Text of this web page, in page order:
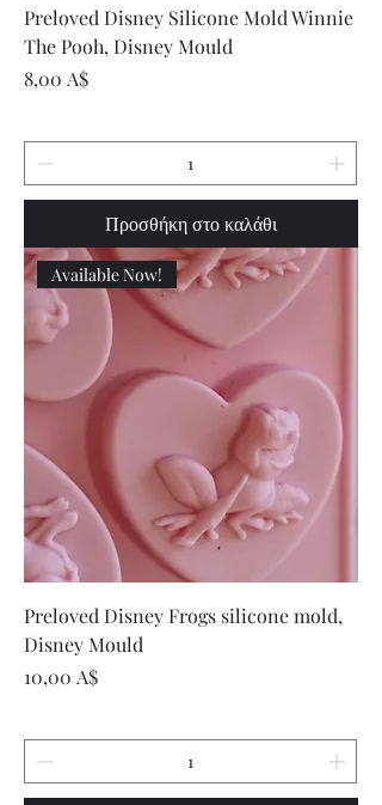
Preloved Disney Silicone Mold Winnie
The Pooh, Disney Mould
Τιμή
8,00 A$
Προσθήκη στο καλάθι
Available Now!
Preloved Disney Frogs silicone mold,
Disney Mould
Τιμή
10,00 A$